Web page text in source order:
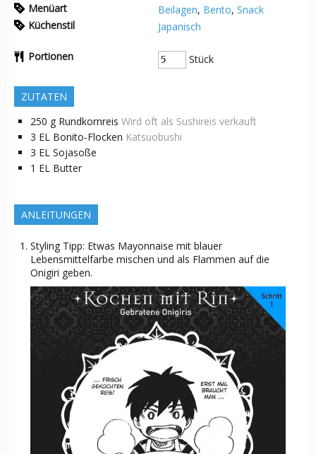
Menüart Beilagen, Bento, Snack
Küchenstil
Japanisch
Portionen Stück
ZUTATEN
250 g Rundkornreis Wird oft als Sushireis verkauft
3 EL Bonito-Flocken Katsuobushi
3 EL Sojasoße
1 EL Butter
ANLEITUNGEN
Styling Tipp: Etwas Mayonnaise mit blauer
Lebensmittelfarbe mischen und als Flammen auf die
Onigiri geben.